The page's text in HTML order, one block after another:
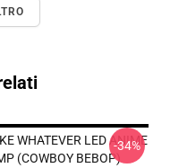
WHATEVER LED ANIME
(COWBOY BEBOP)
-34%